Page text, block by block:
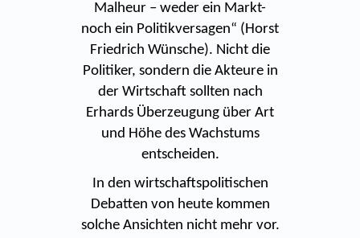
Malheur – weder ein Markt-
noch ein Politikversagen“ (Horst
Friedrich Wünsche). Nicht die
Politiker, sondern die Akteure in
der Wirtschaft sollten nach
Erhards Überzeugung über Art
und Höhe des Wachstums
entscheiden.
In den wirtschaftspolitischen
Debatten von heute kommen
solche Ansichten nicht mehr vor.